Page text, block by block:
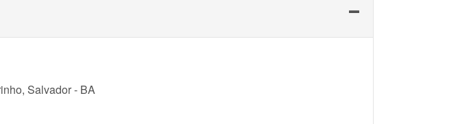
Salvador - BA